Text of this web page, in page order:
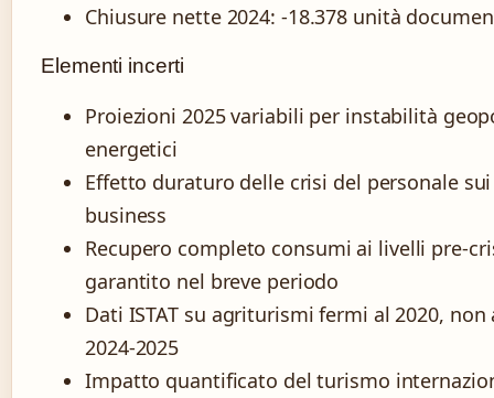
Chiusure nette 2024: -18.378 unità
Elementi incerti
Proiezioni 2025 variabili per instabilità
energetici
Effetto duraturo delle crisi del personale
business
Recupero completo consumi ai livelli pre-
garantito nel breve periodo
Dati ISTAT su agriturismi fermi al 2020,
2024-2025
Impatto quantificato del turismo